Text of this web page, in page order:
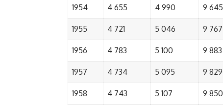
1954 4 655 4 990 9 645
1955 4 721 5 046 9 767
1956 4 783 5 100 9 883
1957 4 734 5 095 9 829
1958 4 743 5 107 9 850